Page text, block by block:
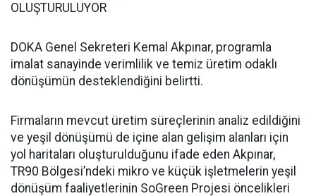
OLUŞTURULUYOR
DOKA Genel Sekreteri Kemal Akpınar, programla
imalat sanayinde verimlilik ve temiz üretim odaklı
dönüşümün desteklendiğini belirtti.
Firmaların mevcut üretim süreçlerinin analiz edildiğini
ve yeşil dönüşümü de içine alan gelişim alanları için
yol haritaları oluşturulduğunu ifade eden Akpınar,
TR90 Bölgesi’ndeki mikro ve küçük işletmelerin yeşil
dönüşüm faaliyetlerinin SoGreen Projesi öncelikleri